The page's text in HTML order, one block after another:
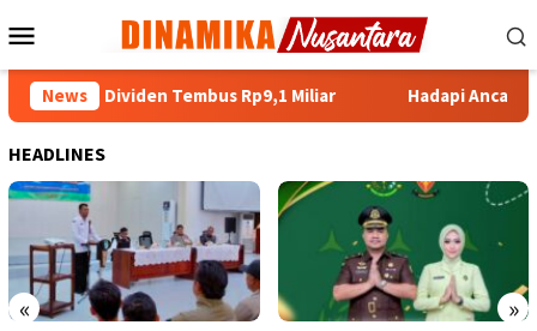
ke
Mobile
News
Dividen Tembus Rp9,1 Miliar Hadapi Ancaman
HEADLINES
« »